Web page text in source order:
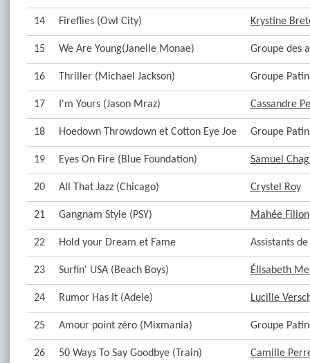
14 Fireflies (Owl City) Krystine
15 We Are Young(Janelle Monae) Groupe des
16 Thriller (Michael Jackson) Groupe
17 I'm Yours (Jason Mraz) Cassandre
18 Hoedown Throwdown et Cotton Eye Joe Groupe
19 Eyes On Fire (Blue Foundation) Samuel
20 All That Jazz (Chicago) Crystel Roy
21 Gangnam Style (PSY) Mahée Filion
22 Hold your Dream et Fame Assistants
23 Surfin' USA (Beach Boys) Élisabeth
24 Rumor Has It (Adele) Lucille
25 Amour point zéro (Mixmania) Groupe
26 50 Ways To Say Goodbye (Train) Camille